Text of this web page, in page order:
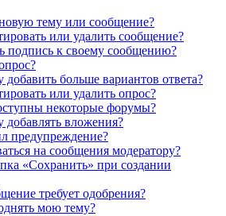
тему или сообщение?
или удалить сообщение?
подпись к своему сообщению?
больше вариантов ответа?
или удалить опрос?
некоторые форумы?
вложения?
предупреждение?
на сообщения модератору?
«Сохранить» при создании
требует одобрения?
мою тему?